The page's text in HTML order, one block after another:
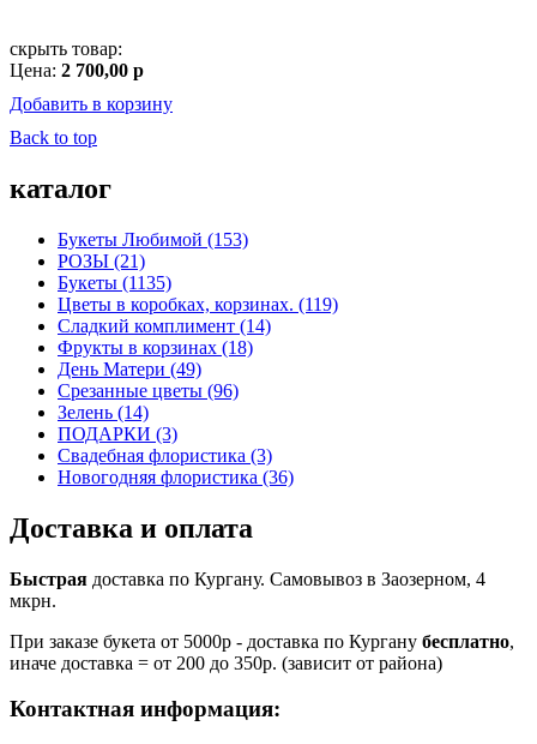
скрыть товар:
Цена: 2 700,00 р
Добавить в корзину
Back to top
каталог
Букеты Любимой (153)
РОЗЫ (21)
Букеты (1135)
Цветы в коробках, корзинах. (119)
Сладкий комплимент (14)
Фрукты в корзинах (18)
День Матери (49)
Срезанные цветы (96)
Зелень (14)
ПОДАРКИ (3)
Свадебная флористика (3)
Новогодняя флористика (36)
Доставка и оплата
Быстрая доставка по Кургану. Самовывоз в Заозерном, 4
мкрн.
При заказе букета от 5000р - доставка по Кургану бесплатно,
иначе доставка = от 200 до 350р. (зависит от района)
Контактная информация: